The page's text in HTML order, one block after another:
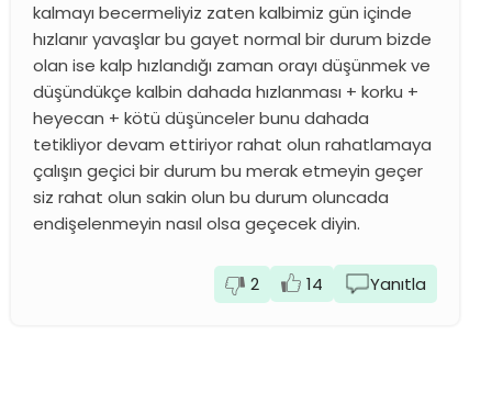
kalmayı becermeliyiz zaten kalbimiz gün içinde
hızlanır yavaşlar bu gayet normal bir durum bizde
olan ise kalp hızlandığı zaman orayı düşünmek ve
düşündükçe kalbin dahada hızlanması + korku +
heyecan + kötü düşünceler bunu dahada
tetikliyor devam ettiriyor rahat olun rahatlamaya
çalışın geçici bir durum bu merak etmeyin geçer
siz rahat olun sakin olun bu durum oluncada
endişelenmeyin nasıl olsa geçecek diyin.
2 14 Yanıtla